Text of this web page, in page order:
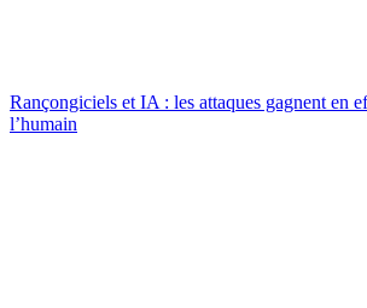
Rançongiciels et IA : les attaques gagnent en
l’humain